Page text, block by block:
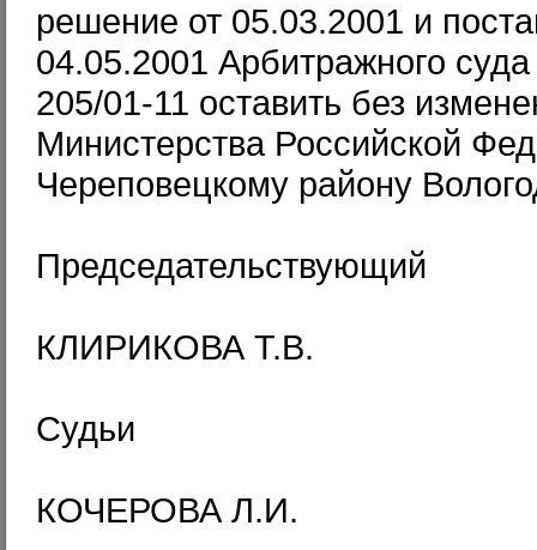
решение от 05.03.2001 и
04.05.2001 Арбитражного
205/01-11 оставить без
Министерства Российской
Череповецкому району
Председательствующий
КЛИРИКОВА Т.В.
Судьи
КОЧЕРОВА Л.И.